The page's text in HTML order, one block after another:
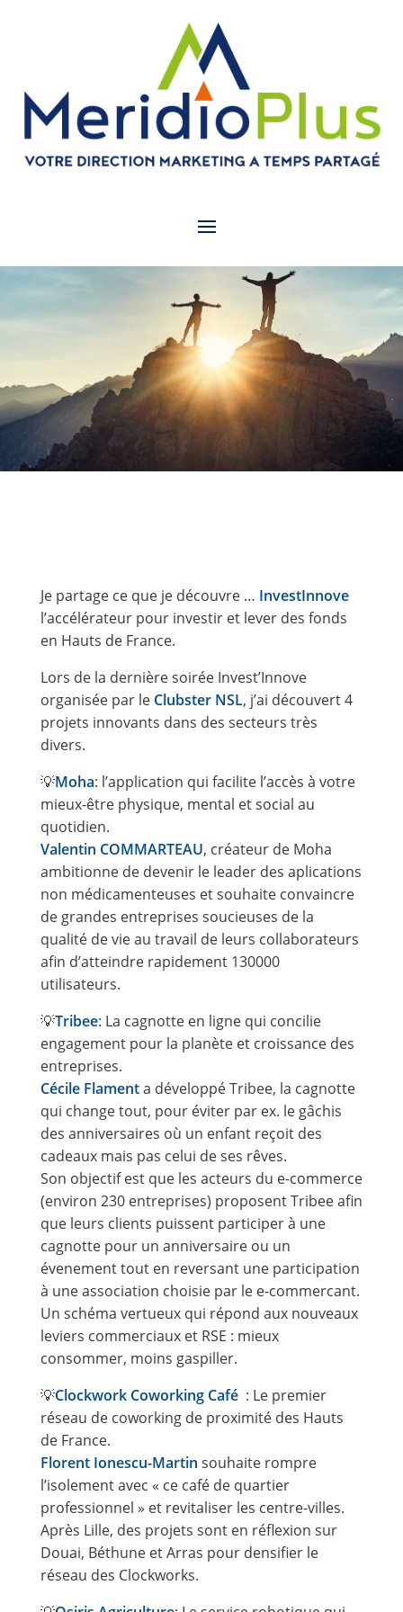
Je partage ce que je découvre … InvestInnove
l’accélérateur pour investir et lever des fonds
en Hauts de France.
Lors de la dernière soirée Invest’Innove
organisée par le Clubster NSL, j’ai découvert 4
projets innovants dans des secteurs très
divers.
💡Moha: l’application qui facilite l’accès à votre
mieux-être physique, mental et social au
quotidien.
Valentin COMMARTEAU, créateur de Moha
ambitionne de devenir le leader des aplications
non médicamenteuses et souhaite convaincre
de grandes entreprises soucieuses de la
qualité de vie au travail de leurs collaborateurs
afin d’atteindre rapidement 130000
utilisateurs.
💡Tribee: La cagnotte en ligne qui concilie
engagement pour la planète et croissance des
entreprises.
Cécile Flamenta développé Tribee, la cagnotte
qui change tout, pour éviter par ex. le gâchis
des anniversaires où un enfant reçoit des
cadeaux mais pas celui de ses rêves.
Son objectif est que les acteurs du e-commerce
(environ 230 entreprises) proposent Tribee afin
que leurs clients puissent participer à une
cagnotte pour un anniversaire ou un
évenement tout en reversant une participation
à une association choisie par le e-commercant.
Un schéma vertueux qui répond aux nouveaux
leviers commerciaux et RSE : mieux
consommer, moins gaspiller.
💡Clockwork Coworking Café: Le premier
réseau de coworking de proximité des Hauts
de France.
Florent Ionescu-Martin souhaite rompre
l’isolement avec « ce café de quartier
professionnel » et revitaliser les centre-villes.
Après Lille, des projets sont en réflexion sur
Douai, Béthune et Arras pour densifier le
réseau des Clockworks.